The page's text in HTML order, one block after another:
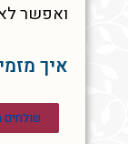
ואפשר
איך